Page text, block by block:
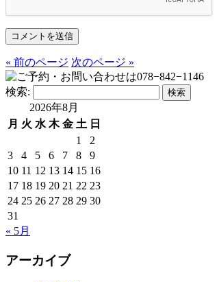
« 前のページ 次のページ »
検索:
2026年8月
月 火 水 木 金 土 日
1
2
3
4 5 6 7 8
9
10 11 12 13 14 15 16
17 18 19 20 21 22 23
24 25 26 27 28 29 30
31
« 5月
アーカイブ